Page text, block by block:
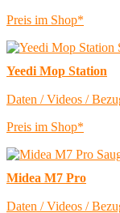
Preis im Shop*
Yeedi Mop Station
Daten / Videos /
Preis im Shop*
Midea M7 Pro
Daten / Videos /